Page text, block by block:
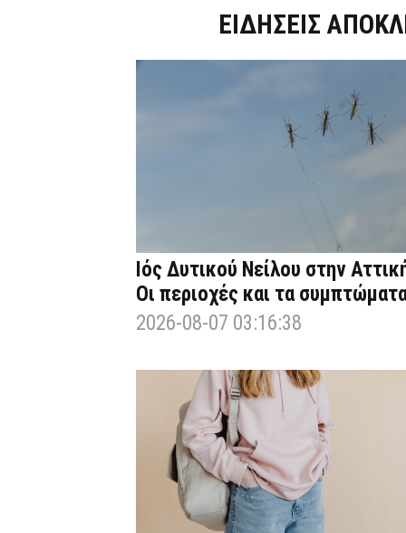
ΕΙΔΗΣΕΙΣ
Ιός Δυτικού Νείλου στην
Οι περιοχές και τα
2026-08-07 03:16:38